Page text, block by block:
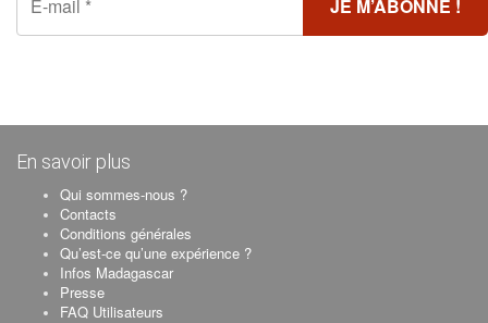
En savoir plus
Qui sommes-nous ?
Contacts
Conditions générales
Qu’est-ce qu’une expérience ?
Infos Madagascar
Presse
FAQ Utilisateurs